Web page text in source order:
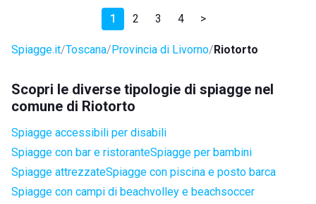
1 2 3 4 >
Spiagge.it Toscana Provincia di Livorno Riotorto
Scopri le diverse tipologie di spiagge nel
comune di Riotorto
Spiagge accessibili per disabili
Spiagge con bar e ristoranteSpiagge per bambini
Spiagge attrezzateSpiagge con piscina e posto barca
Spiagge con campi di beachvolley e beachsoccer